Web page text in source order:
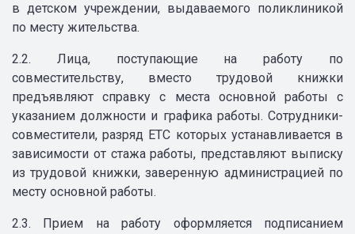
в детском учреждении, выдаваемого поликлиникой
по месту жительства.
2.2. Лица, поступающие на работу по
совместительству, вместо трудовой книжки
предъявляют справку с места основной работы с
указанием должности и графика работы. Сотрудники-
совместители, разряд ЕТС которых устанавливается в
зависимости от стажа работы, представляют выписку
из трудовой книжки, заверенную администрацией по
месту основной работы.
2.3. Прием на работу оформляется подписанием